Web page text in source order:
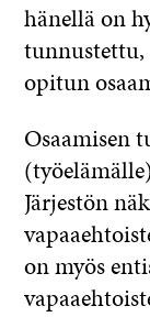
hänellä on
tunnustettu,
opitun
Osaamisen
Järjestön
on myös